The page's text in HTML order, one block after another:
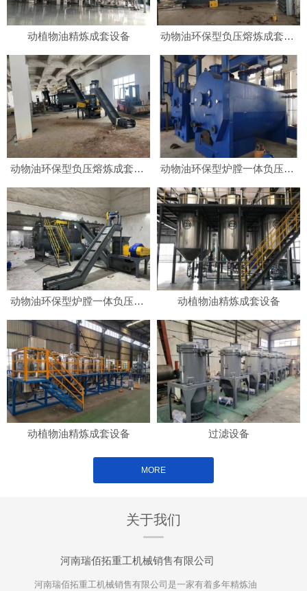
动植物油精炼成套设备 动物油环保型负压熔炼成套设备
动物油环保型负压熔炼成套设备 动物油环保型炉膛一体负压熔炼成套设备
动物油环保型炉膛一体负压熔炼成套设备 动植物油精炼成套设备
动植物油精炼成套设备 过滤设备
MORE
关于我们
河南瑞佰拓重工机械销售有限公司
河南瑞佰拓重工机械销售有限公司是一家有着多年精炼油